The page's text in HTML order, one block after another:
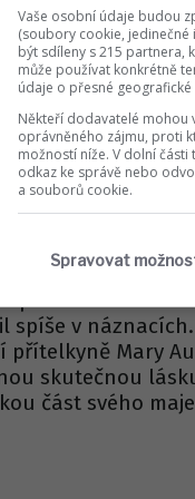
lidí na stadionu
světě. Jeho
že se tato
Miloval kočky,
v londýnské
která se
se svou
přiznání k
spíše v
přítelkyně Mary
skutečnou
část svého
Vaše osobní údaje budou
(soubory cookie,
být sdíleny s 215 partnera,
může používat konkrétně
údaje o přesné
Někteří dodavatelé mohou
oprávněného zájmu, proti
možností níže. V dolní
odkaz ke správě nebo
a souborů cookie.
Spravovat